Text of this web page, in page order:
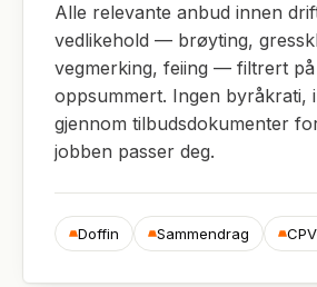
Alle relevante anbud innen
vedlikehold — brøyting,
vegmerking, feiing — filtrert på
oppsummert. Ingen byråkrati,
gjennom tilbudsdokumenter
jobben passer deg.
Doffin Sammendrag